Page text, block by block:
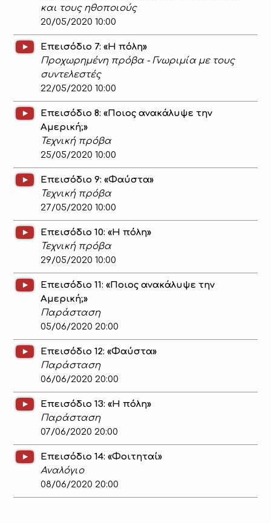
και τους ηθοποιούς
20/05/2020 10:00
Επεισόδιο 7: «Η πόλη»
Προχωρημένη πρόβα - Γνωριμία με τους
συντελεστές
22/05/2020 10:00
Επεισόδιο 8: «Ποιος ανακάλυψε την
Αμερική;»
Τεχνική πρόβα
25/05/2020 10:00
Επεισόδιο 9: «Φαύστα»
Τεχνική πρόβα
27/05/2020 10:00
Επεισόδιο 10: «Η πόλη»
Τεχνική πρόβα
29/05/2020 10:00
Επεισόδιο 11: «Ποιος ανακάλυψε την
Αμερική;»
Παράσταση
05/06/2020 20:00
Επεισόδιο 12: «Φαύστα»
Παράσταση
06/06/2020 20:00
Επεισόδιο 13: «Η πόλη»
Παράσταση
07/06/2020 20:00
Επεισόδιο 14: «Φοιτηταί»
Αναλόγιο
08/06/2020 20:00